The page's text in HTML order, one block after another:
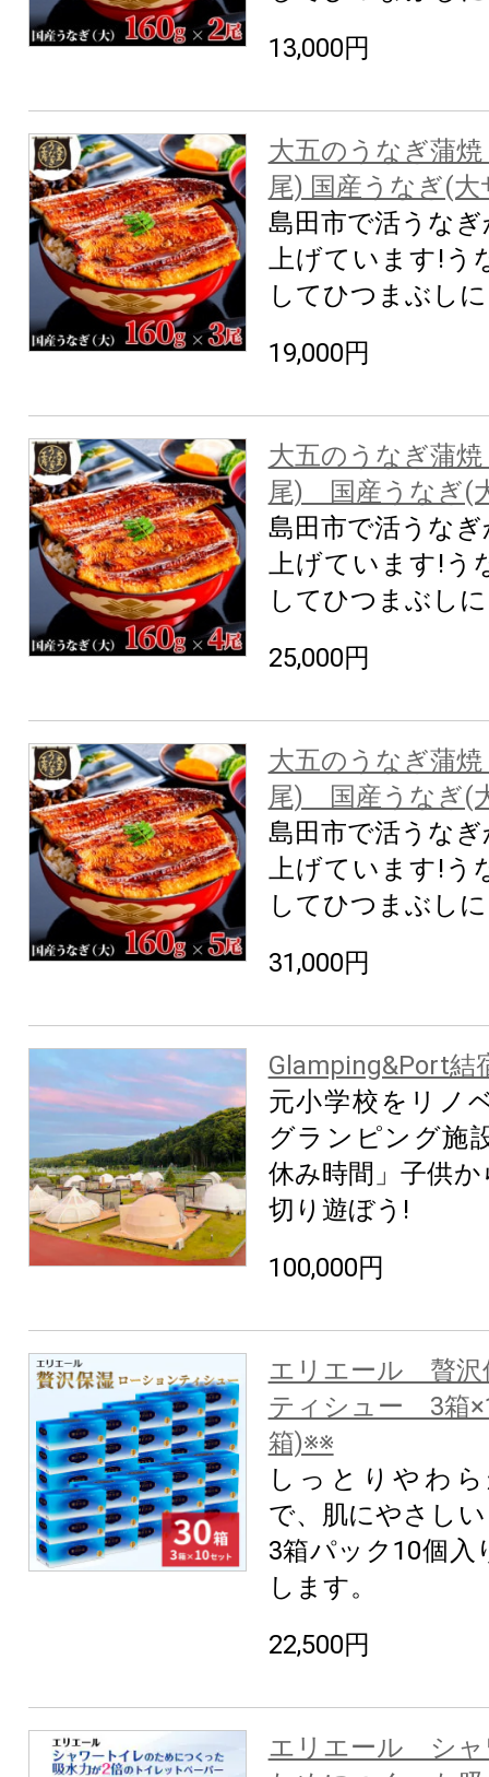
13,000円
大五のうなぎ蒲
尾) 国産うなぎ(
島田市で活うな
上げています!う
してひつまぶし
19,000円
大五のうなぎ蒲
尾) 国産うなぎ(
島田市で活うな
上げています!う
してひつまぶし
25,000円
大五のうなぎ蒲
尾) 国産うなぎ(
島田市で活うな
上げています!う
してひつまぶし
31,000円
Glamping&Port結
元小学校をリノ
グランピング施
休み時間」子供
切り遊ぼう!
100,000円
エリエール 贅沢
ティシュー 3箱
箱)※※
しっとりやわ
で、肌にやさし
3箱パック10個入
します。
22,500円
エリエール シャ